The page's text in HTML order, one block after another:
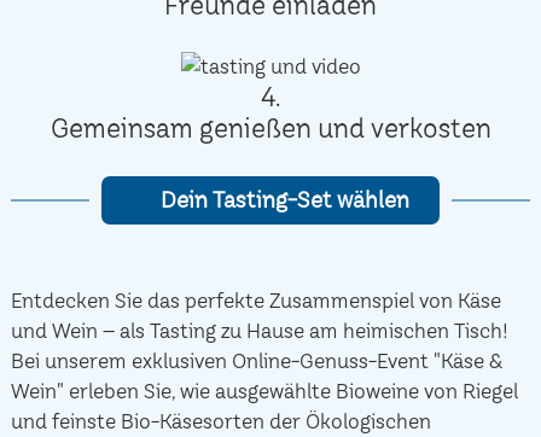
4.
Gemeinsam genießen und verkosten
Dein Tasting-Set wählen
Entdecken Sie das perfekte Zusammenspiel von Käse
und Wein – als Tasting zu Hause am heimischen Tisch!
Bei unserem exklusiven Online-Genuss-Event "Käse &
Wein" erleben Sie, wie ausgewählte Bioweine von Riegel
und feinste Bio-Käsesorten der Ökologischen